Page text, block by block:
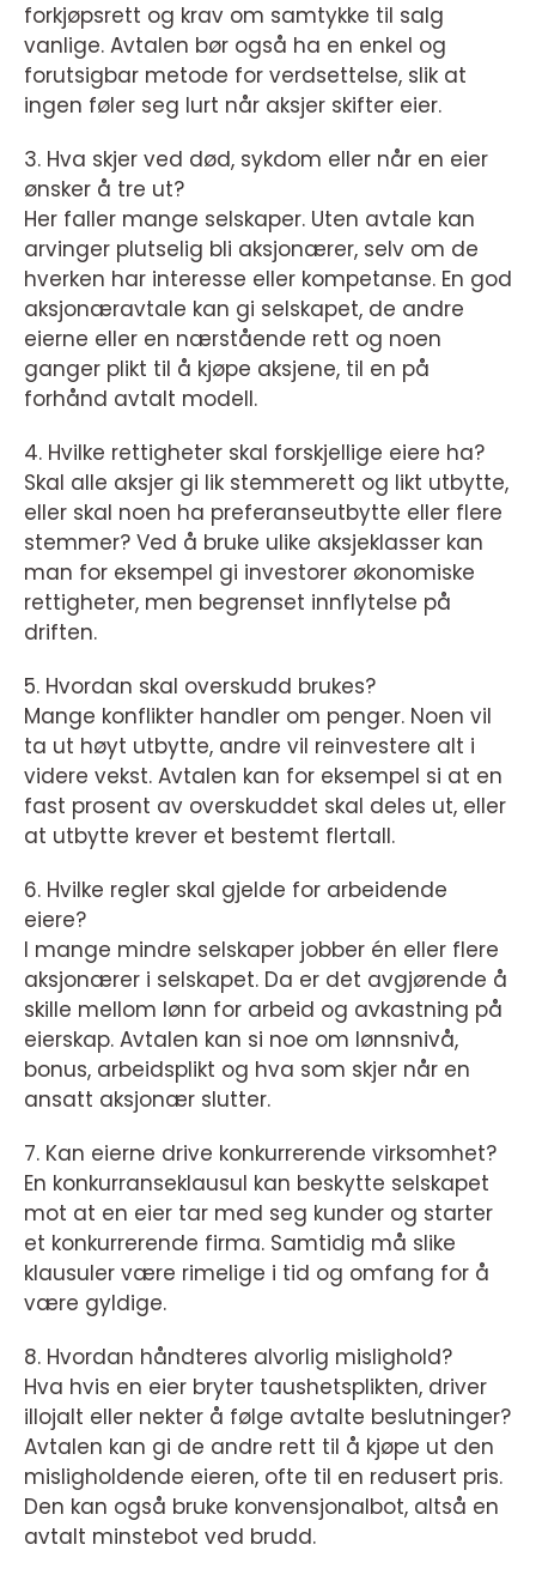
forkjøpsrett og krav om samtykke til salg
vanlige. Avtalen bør også ha en enkel og
forutsigbar metode for verdsettelse, slik at
ingen føler seg lurt når aksjer skifter eier.
3. Hva skjer ved død, sykdom eller når en eier
ønsker å tre ut?
Her faller mange selskaper. Uten avtale kan
arvinger plutselig bli aksjonærer, selv om de
hverken har interesse eller kompetanse. En god
aksjonæravtale kan gi selskapet, de andre
eierne eller en nærstående rett og noen
ganger plikt til å kjøpe aksjene, til en på
forhånd avtalt modell.
4. Hvilke rettigheter skal forskjellige eiere ha?
Skal alle aksjer gi lik stemmerett og likt utbytte,
eller skal noen ha preferanseutbytte eller flere
stemmer? Ved å bruke ulike aksjeklasser kan
man for eksempel gi investorer økonomiske
rettigheter, men begrenset innflytelse på
driften.
5. Hvordan skal overskudd brukes?
Mange konflikter handler om penger. Noen vil
ta ut høyt utbytte, andre vil reinvestere alt i
videre vekst. Avtalen kan for eksempel si at en
fast prosent av overskuddet skal deles ut, eller
at utbytte krever et bestemt flertall.
6. Hvilke regler skal gjelde for arbeidende
eiere?
I mange mindre selskaper jobber én eller flere
aksjonærer i selskapet. Da er det avgjørende å
skille mellom lønn for arbeid og avkastning på
eierskap. Avtalen kan si noe om lønnsnivå,
bonus, arbeidsplikt og hva som skjer når en
ansatt aksjonær slutter.
7. Kan eierne drive konkurrerende virksomhet?
En konkurranseklausul kan beskytte selskapet
mot at en eier tar med seg kunder og starter
et konkurrerende firma. Samtidig må slike
klausuler være rimelige i tid og omfang for å
være gyldige.
8. Hvordan håndteres alvorlig mislighold?
Hva hvis en eier bryter taushetsplikten, driver
illojalt eller nekter å følge avtalte beslutninger?
Avtalen kan gi de andre rett til å kjøpe ut den
misligholdende eieren, ofte til en redusert pris.
Den kan også bruke konvensjonalbot, altså en
avtalt minstebot ved brudd.